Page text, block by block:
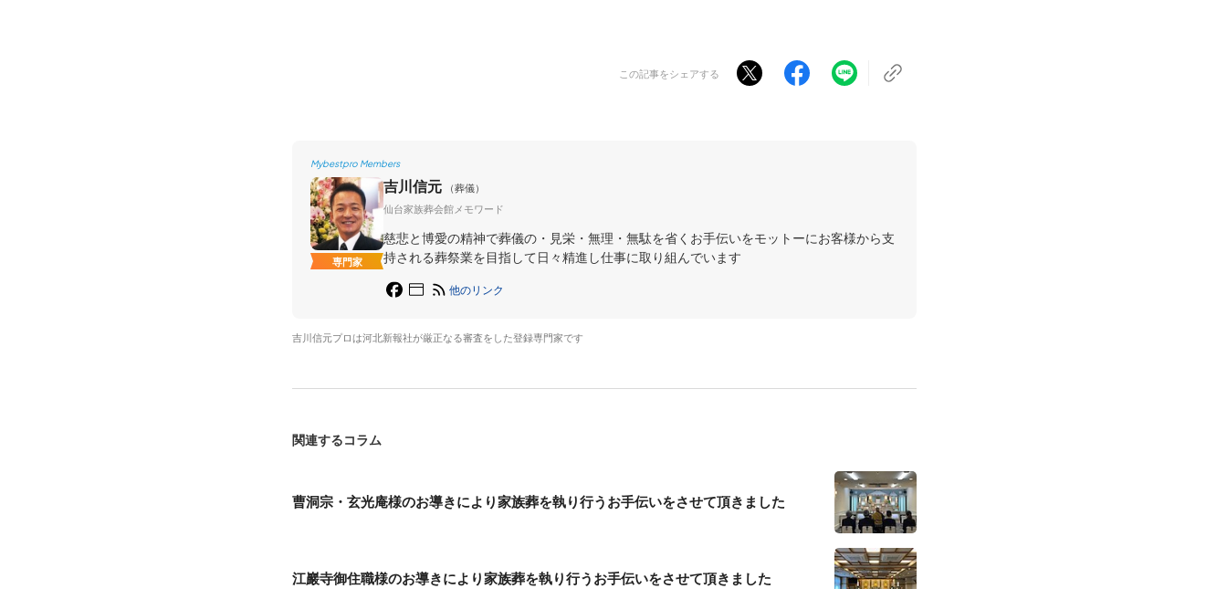
この記事をシェアする
Mybestpro Members
専門家
吉川信元
（葬儀）
仙台家族葬会館メモワード
慈悲と博愛の精神で葬儀の・見栄・無理・無駄を省くお手伝いをモットーにお客様から支
持される葬祭業を目指して日々精進し仕事に取り組んでいます
他のリンク
吉川信元プロは河北新報社が厳正なる審査をした登録専門家です
関連するコラム
曹洞宗・玄光庵様のお導きにより家族葬を執り行うお手伝いをさせて頂きました
江巖寺御住職様のお導きにより家族葬を執り行うお手伝いをさせて頂きました